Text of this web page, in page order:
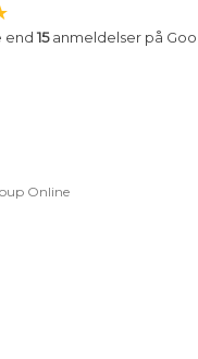
end 15anmeldelser på​
Online